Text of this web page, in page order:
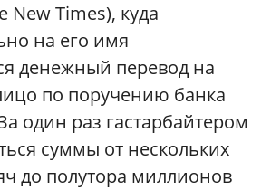
New Times), куда
на его имя
денежный перевод на
по поручению банка
один раз гастарбайтером
суммы от нескольких
до полутора миллионов